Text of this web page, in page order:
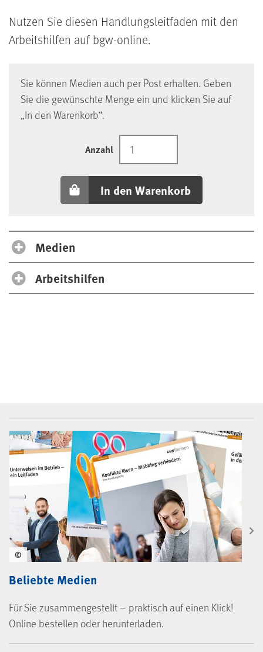
Nutzen Sie diesen Handlungsleitfaden mit den
Arbeitshilfen auf bgw-online.
Sie können Medien auch per Post erhalten. Geben
Sie die gewünschte Menge ein und klicken Sie auf
„In den Warenkorb“.
Anzahl
In den Warenkorb
Medien
Arbeitshilfen
BGW-Mediencenter
Beliebte Medien
Für Sie zusammengestellt – praktisch auf einen Klick!
Online bestellen oder herunterladen.
©